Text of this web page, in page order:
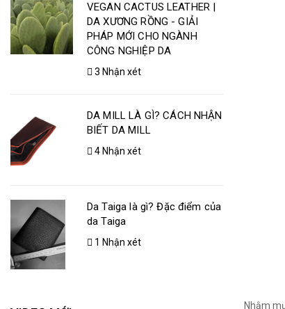
Nhằm
VEGAN CACTUS LEATHER |
DA XƯƠNG RỒNG - GIẢI
PHÁP MỚI CHO NGÀNH
CÔNG NGHIỆP DA
3 Nhận xét
DA MILL LÀ GÌ? CÁCH NHẬN
BIẾT DA MILL
4 Nhận xét
Da Taiga là gì? Đặc điểm của
da Taiga
1 Nhận xét